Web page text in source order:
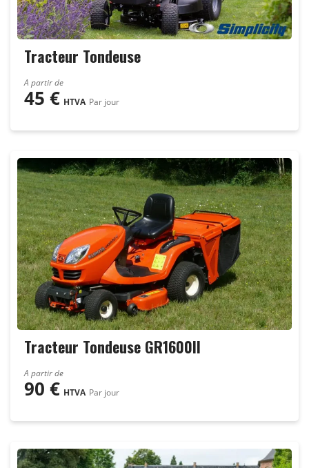
Tracteur Tondeuse
A partir de
45 € HTVA Par jour
Tracteur Tondeuse GR1600ll
A partir de
90 € HTVA Par jour